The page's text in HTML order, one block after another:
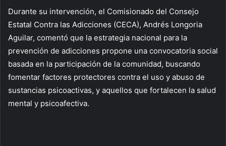
Durante su intervención, el Comisionado del Consejo
Estatal Contra las Adicciones (CECA), Andrés Longoria
Aguilar, comentó que la estrategia nacional para la
prevención de adicciones propone una convocatoria social
basada en la participación de la comunidad, buscando
fomentar factores protectores contra el uso y abuso de
sustancias psicoactivas, y aquellos que fortalecen la salud
mental y psicoafectiva.